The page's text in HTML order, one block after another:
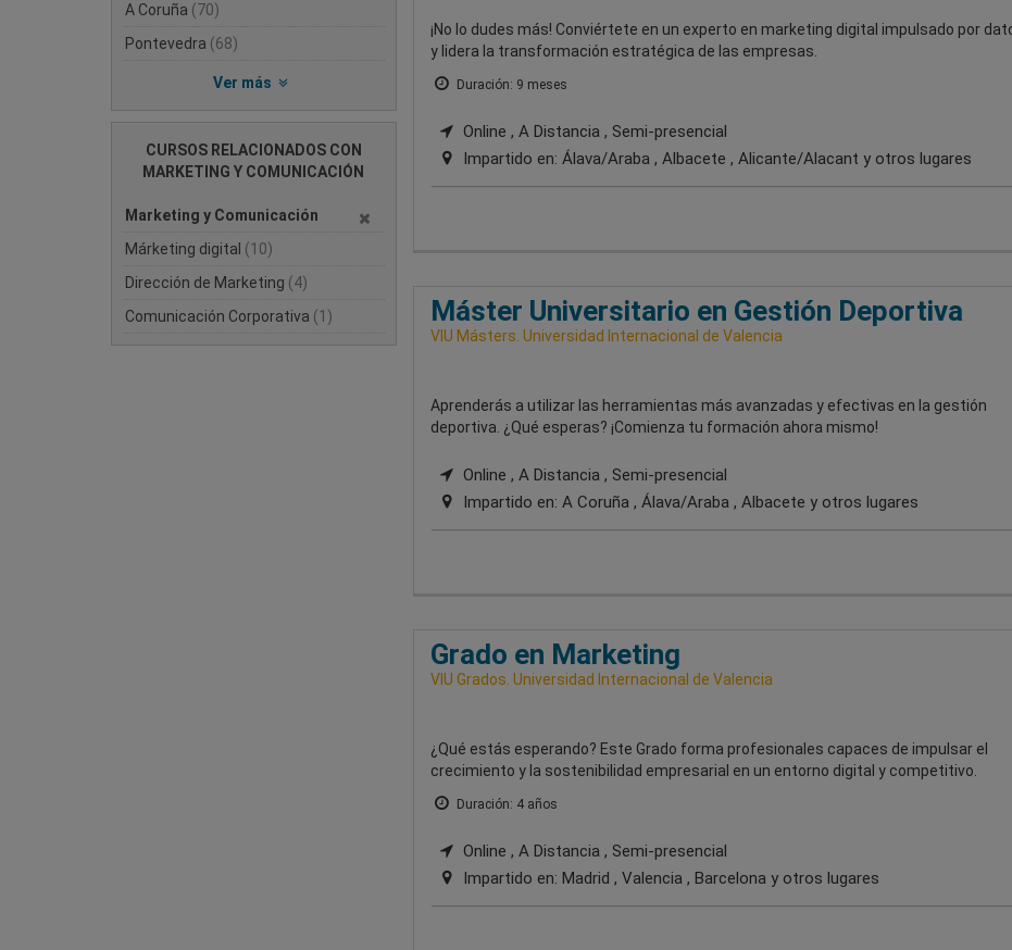
A Coruña (70)
Pontevedra (68)
Ver más
CURSOS RELACIONADOS CON
MARKETING Y COMUNICACIÓN
Marketing y Comunicación
Márketing digital (10)
Dirección de Marketing (4)
Comunicación Corporativa (1)
¡No lo dudes más! Conviértete en un experto en marketing digital impulsado por
y lidera la transformación estratégica de las empresas.
Duración: 9 meses
Online , A Distancia , Semi-presencial
Impartido en: Álava/Araba , Albacete , Alicante/Alacant y otros lugares
Máster Universitario en Gestión Deportiva
VIU Másters. Universidad Internacional de Valencia
Aprenderás a utilizar las herramientas más avanzadas y efectivas en la gestión
deportiva. ¿Qué esperas? ¡Comienza tu formación ahora mismo!
Online , A Distancia , Semi-presencial
Impartido en: A Coruña , Álava/Araba , Albacete y otros lugares
Grado en Marketing
VIU Grados. Universidad Internacional de Valencia
¿Qué estás esperando? Este Grado forma profesionales capaces de impulsar el
crecimiento y la sostenibilidad empresarial en un entorno digital y competitivo.
Duración: 4 años
Online , A Distancia , Semi-presencial
Impartido en: Madrid , Valencia , Barcelona y otros lugares